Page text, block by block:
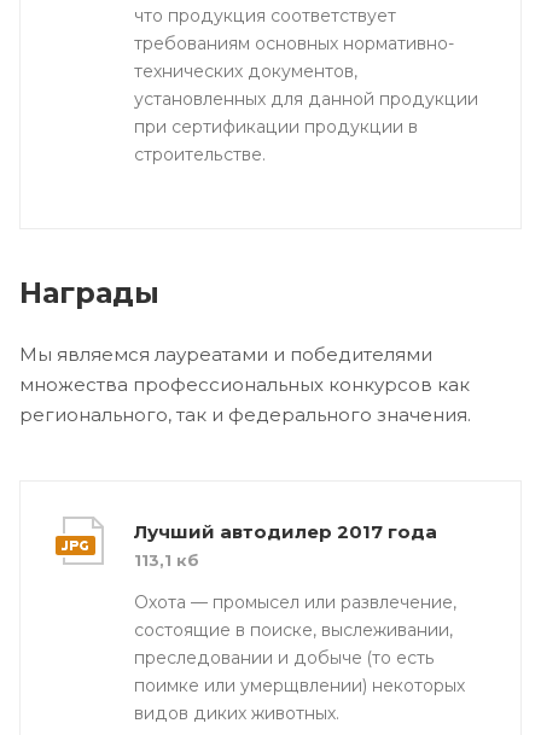
что продукция соответствует
требованиям основных нормативно-
технических документов,
установленных для данной продукции
при сертификации продукции в
строительстве.
Награды
Мы являемся лауреатами и победителями
множества профессиональных конкурсов как
регионального, так и федерального значения.
Лучший автодилер 2017 года
113,1 кб
Охота — промысел или развлечение,
состоящие в поиске, выслеживании,
преследовании и добыче (то есть
поимке или умерщвлении) некоторых
видов диких животных.